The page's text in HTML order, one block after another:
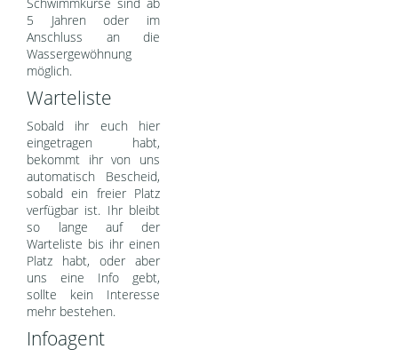
5 Jahren oder im
Anschluss an die
Wassergewöhnung
möglich.
Warteliste
Sobald ihr euch hier
eingetragen habt,
bekommt ihr von uns
automatisch Bescheid,
sobald ein freier Platz
verfügbar ist. Ihr bleibt
so lange auf der
Warteliste bis ihr einen
Platz habt, oder aber
uns eine Info gebt,
sollte kein Interesse
mehr bestehen.
Infoagent